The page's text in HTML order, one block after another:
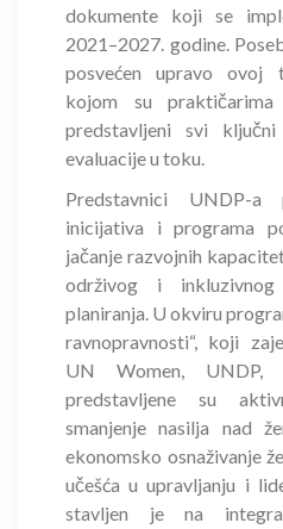
dokumente koji se
2021–2027. godine.
posvećen upravo ovoj
kojom su praktičarima
predstavljeni svi
evaluacije u toku.
Predstavnici UNDP-
inicijativa i programa
jačanje razvojnih
održivog i
planiranja. U okviru
ravnopravnosti“, koji
UN Women, UNDP,
predstavljene su
smanjenje nasilja nad
ekonomsko osnaživanje
učešća u upravljanju i
stavljen je na